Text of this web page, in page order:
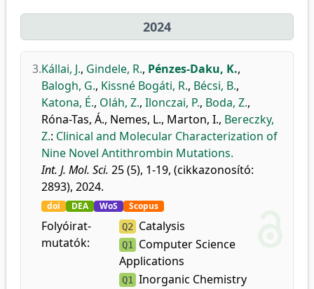
2024
3.Kállai, J., Gindele, R., Pénzes-Daku, K.,
Balogh, G., Kissné Bogáti, R., Bécsi, B.,
Katona, É., Oláh, Z., Ilonczai, P., Boda, Z.,
Róna-Tas, Á., Nemes, L., Marton, I., Bereczky,
Z.: Clinical and Molecular Characterization of
Nine Novel Antithrombin Mutations.
Int. J. Mol. Sci. 25 (5), 1-19, (cikkazonosító:
2893), 2024.
doi DEA WoS Scopus
Folyóirat-
mutatók:
Q2 Catalysis
Q1
Computer Science
Applications
Q1 Inorganic Chemistry